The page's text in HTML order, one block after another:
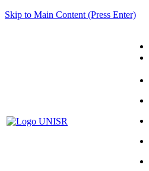
Skip to Main Content (Press Enter)